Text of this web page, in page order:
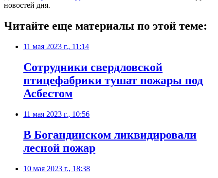
новостей дня.
Читайте еще материалы по этой теме:
11 мая 2023 г., 11:14
Сотрудники свердловской
птицефабрики тушат пожары под
Асбестом
11 мая 2023 г., 10:56
В Богандинском ликвидировали
лесной пожар
10 мая 2023 г., 18:38